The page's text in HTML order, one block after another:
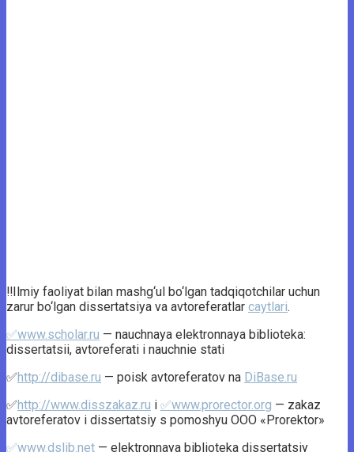
‼️Ilmiy faoliyat bilan mashg‘ul bo‘lgan tadqiqotchilar uchun
zarur bo‘lgan dissertatsiya va avtoreferatlar caytlari.
✅www.scholar.ru — nauchnaya elektronnaya biblioteka:
dissertatsii, avtoreferati i nauchnie stati
✅http://dibase.ru — poisk avtoreferatov na DiBase.ru
✅http://www.disszakaz.ru i ✅www.prorector.org — zakaz
avtoreferatov i dissertatsiy s pomoshyu OOO «Prorektor»
✅www.dslib.net — elektronnaya biblioteka dissertatsiy